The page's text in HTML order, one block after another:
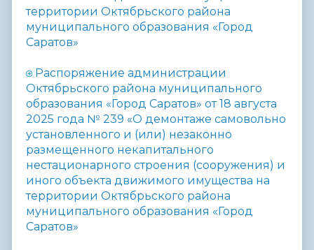
территории Октябрьского района
муниципального образования «Город
Саратов»
Распоряжение администрации
Октябрьского района муниципального
образования «Город Саратов» от 18 августа
2025 года № 239 «О демонтаже самовольно
установленного и (или) незаконно
размещенного некапитального
нестационарного строения (сооружения) и
иного объекта движимого имущества на
территории Октябрьского района
муниципального образования «Город
Саратов»